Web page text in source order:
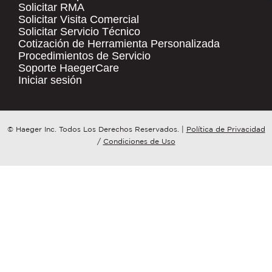
COMPANY NAME*
COUNTRY
REGARDING?*
.
QUICK LINKS
Products
Resources
Contact Us
Tooling Wizard
Solicitar RMA
Solicitar Visita Comercial
Solicitar Servicio Técnico
Cotización de Herramienta Personalizada
Procedimientos de Servicio
Soporte HaegerCare
Iniciar sesión
© Haeger Inc. Todos Los Derechos Reservados.
Política de Privacidad
/ Condiciones de Uso